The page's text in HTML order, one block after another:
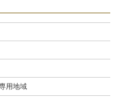
用地域